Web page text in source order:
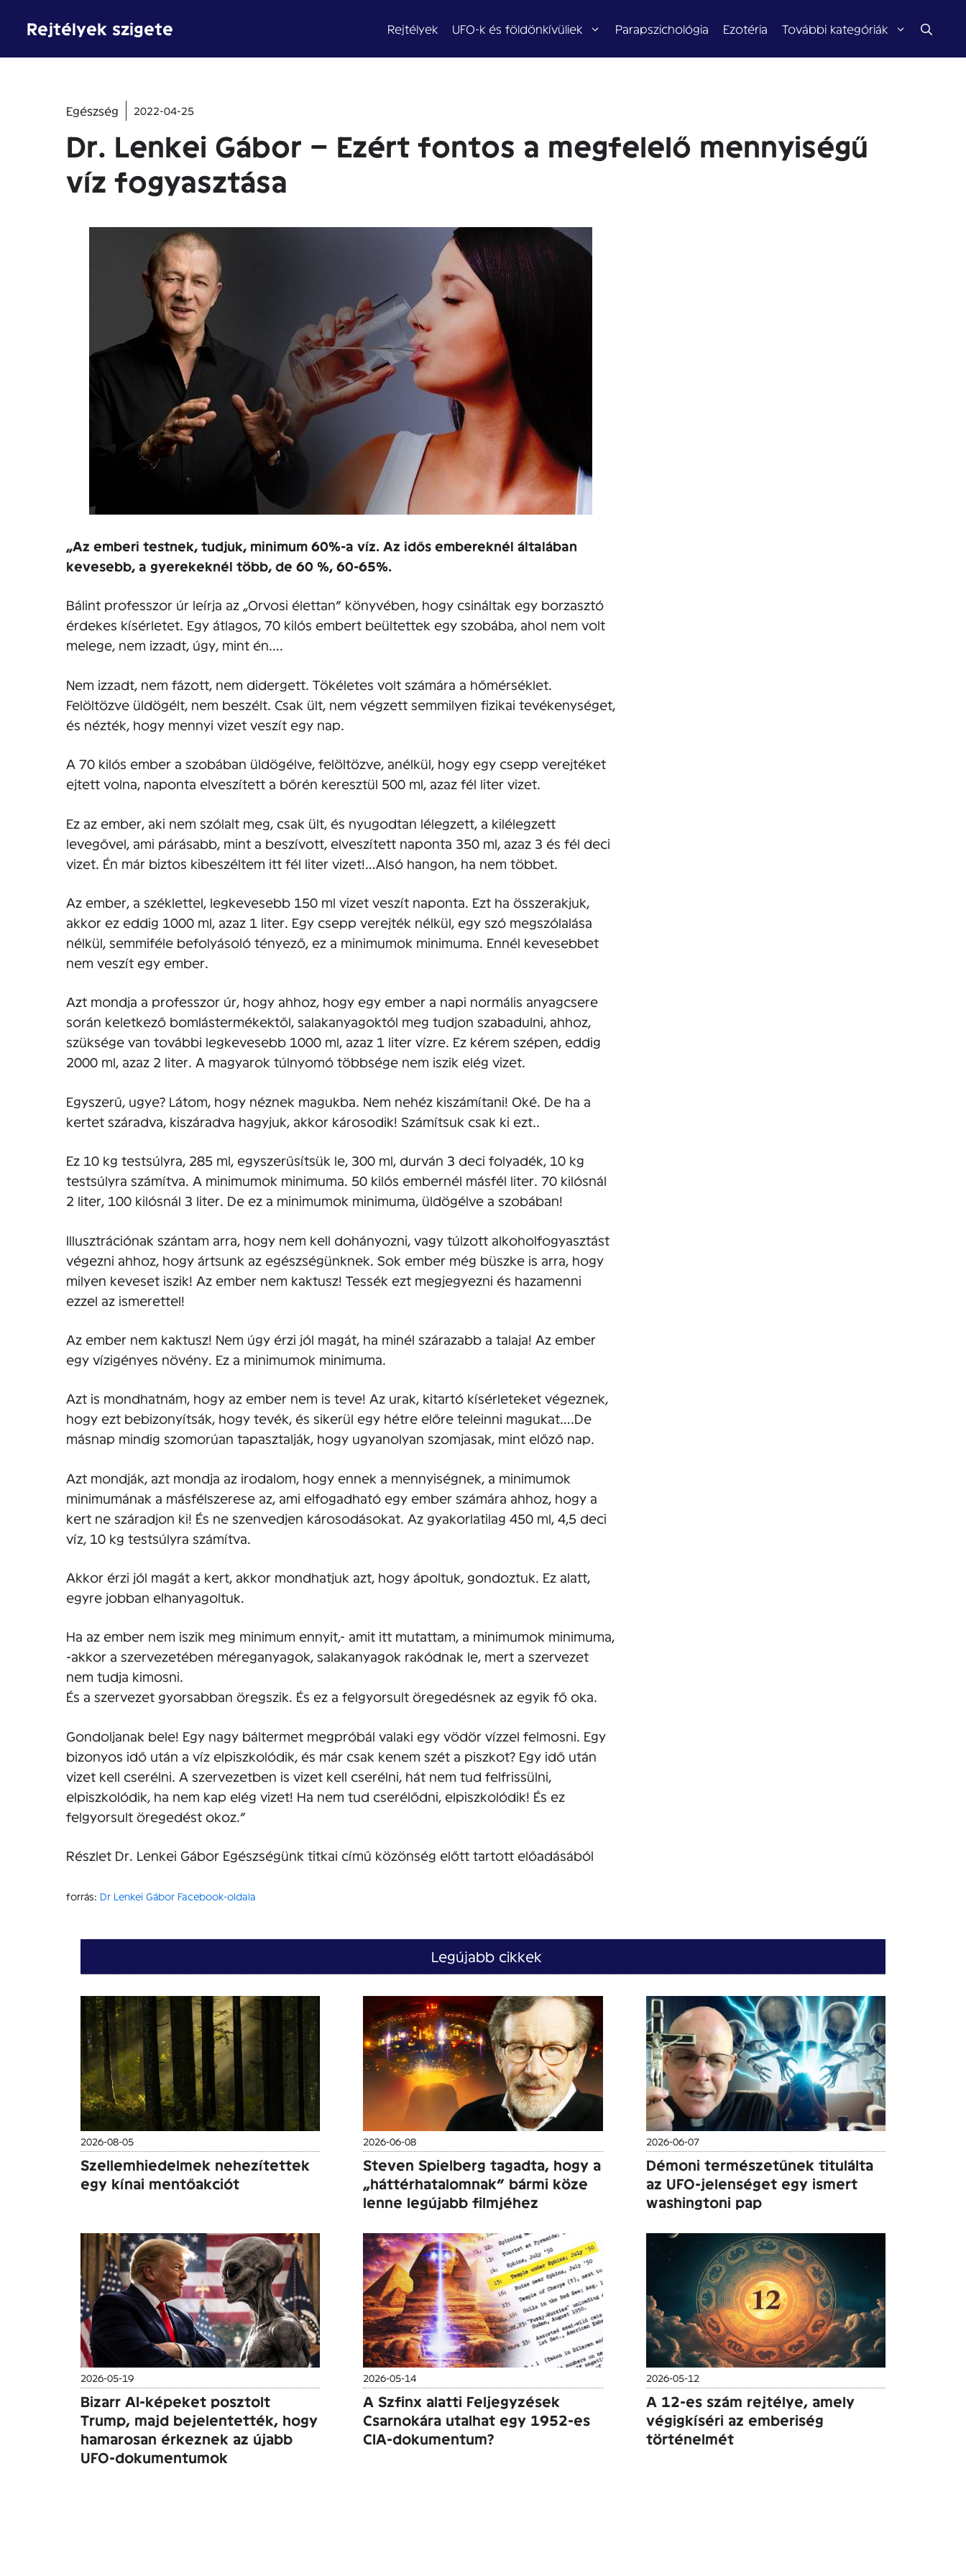
Rejtélyek szigete Rejtélyek UFO-k és földönkívüliek Parapszichológia Ezotéria További kategóriák
Egészség 2022-04-25
Dr. Lenkei Gábor – Ezért fontos a megfelelő mennyiségű
víz fogyasztása
„Az emberi testnek, tudjuk, minimum 60%-a víz. Az idős embereknél általában
kevesebb, a gyerekeknél több, de 60 %, 60-65%.
Bálint professzor úr leírja az „Orvosi élettan” könyvében, hogy csináltak egy borzasztó
érdekes kísérletet. Egy átlagos, 70 kilós embert beültettek egy szobába, ahol nem volt
melege, nem izzadt, úgy, mint én….
Nem izzadt, nem fázott, nem didergett. Tökéletes volt számára a hőmérséklet.
Felöltözve üldögélt, nem beszélt. Csak ült, nem végzett semmilyen fizikai tevékenységet,
és nézték, hogy mennyi vizet veszít egy nap.
A 70 kilós ember a szobában üldögélve, felöltözve, anélkül, hogy egy csepp verejtéket
ejtett volna, naponta elveszített a bőrén keresztül 500 ml, azaz fél liter vizet.
Ez az ember, aki nem szólalt meg, csak ült, és nyugodtan lélegzett, a kilélegzett
levegővel, ami párásabb, mint a beszívott, elveszített naponta 350 ml, azaz 3 és fél deci
vizet. Én már biztos kibeszéltem itt fél liter vizet!…Alsó hangon, ha nem többet.
Az ember, a széklettel, legkevesebb 150 ml vizet veszít naponta. Ezt ha összerakjuk,
akkor ez eddig 1000 ml, azaz 1 liter. Egy csepp verejték nélkül, egy szó megszólalása
nélkül, semmiféle befolyásoló tényező, ez a minimumok minimuma. Ennél kevesebbet
nem veszít egy ember.
Azt mondja a professzor úr, hogy ahhoz, hogy egy ember a napi normális anyagcsere
során keletkező bomlástermékektől, salakanyagoktól meg tudjon szabadulni, ahhoz,
szüksége van további legkevesebb 1000 ml, azaz 1 liter vízre. Ez kérem szépen, eddig
2000 ml, azaz 2 liter. A magyarok túlnyomó többsége nem iszik elég vizet.
Egyszerű, ugye? Látom, hogy néznek magukba. Nem nehéz kiszámítani! Oké. De ha a
kertet száradva, kiszáradva hagyjuk, akkor károsodik! Számítsuk csak ki ezt..
Ez 10 kg testsúlyra, 285 ml, egyszerűsítsük le, 300 ml, durván 3 deci folyadék, 10 kg
testsúlyra számítva. A minimumok minimuma. 50 kilós embernél másfél liter. 70 kilósnál
2 liter, 100 kilósnál 3 liter. De ez a minimumok minimuma, üldögélve a szobában!
Illusztrációnak szántam arra, hogy nem kell dohányozni, vagy túlzott alkoholfogyasztást
végezni ahhoz, hogy ártsunk az egészségünknek. Sok ember még büszke is arra, hogy
milyen keveset iszik! Az ember nem kaktusz! Tessék ezt megjegyezni és hazamenni
ezzel az ismerettel!
Az ember nem kaktusz! Nem úgy érzi jól magát, ha minél szárazabb a talaja! Az ember
egy vízigényes növény. Ez a minimumok minimuma.
Azt is mondhatnám, hogy az ember nem is teve! Az urak, kitartó kísérleteket végeznek,
hogy ezt bebizonyítsák, hogy tevék, és sikerül egy hétre előre teleinni magukat….De
másnap mindig szomorúan tapasztalják, hogy ugyanolyan szomjasak, mint előző nap.
Azt mondják, azt mondja az irodalom, hogy ennek a mennyiségnek, a minimumok
minimumának a másfélszerese az, ami elfogadható egy ember számára ahhoz, hogy a
kert ne száradjon ki! És ne szenvedjen károsodásokat. Az gyakorlatilag 450 ml, 4,5 deci
víz, 10 kg testsúlyra számítva.
Akkor érzi jól magát a kert, akkor mondhatjuk azt, hogy ápoltuk, gondoztuk. Ez alatt,
egyre jobban elhanyagoltuk.
Ha az ember nem iszik meg minimum ennyit,- amit itt mutattam, a minimumok minimuma,
-akkor a szervezetében méreganyagok, salakanyagok rakódnak le, mert a szervezet
nem tudja kimosni.
És a szervezet gyorsabban öregszik. És ez a felgyorsult öregedésnek az egyik fő oka.
Gondoljanak bele! Egy nagy báltermet megpróbál valaki egy vödör vízzel felmosni. Egy
bizonyos idő után a víz elpiszkolódik, és már csak kenem szét a piszkot? Egy idő után
vizet kell cserélni. A szervezetben is vizet kell cserélni, hát nem tud felfrissülni,
elpiszkolódik, ha nem kap elég vizet! Ha nem tud cserélődni, elpiszkolódik! És ez
felgyorsult öregedést okoz.”
Részlet Dr. Lenkei Gábor Egészségünk titkai című közönség előtt tartott előadásából
forrás: Dr Lenkei Gábor Facebook-oldala
Legújabb cikkek
2026-08-05
Szellemhiedelmek nehezítettek
egy kínai mentőakciót
2026-06-08
Steven Spielberg tagadta, hogy a
„háttérhatalomnak” bármi köze
lenne legújabb filmjéhez
2026-06-07
Démoni természetűnek titulálta
az UFO-jelenséget egy ismert
washingtoni pap
2026-05-19
Bizarr AI-képeket posztolt
Trump, majd bejelentették, hogy
hamarosan érkeznek az újabb
UFO-dokumentumok
2026-05-14
A Szfinx alatti Feljegyzések
Csarnokára utalhat egy 1952-es
CIA-dokumentum?
2026-05-12
A 12-es szám rejtélye, amely
végigkíséri az emberiség
történelmét